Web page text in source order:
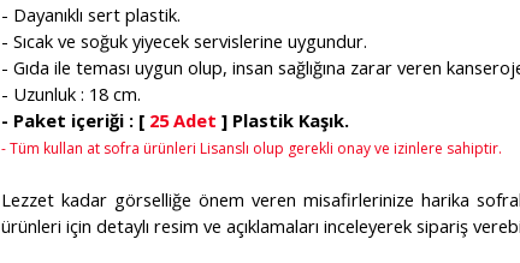
- Dayanıklı sert plastik.
- Sıcak ve soğuk yiyecek servislerine uygundur.
- Gıda ile teması uygun olup, insan sağlığına zarar veren
- Uzunluk : 18 cm.
- Paket içeriği : [ 25 Adet ] Plastik Kaşık.
- Tüm kullan at sofra ürünleri Lisanslı olup gerekli onay ve izinlere sahiptir.
Lezzet kadar görselliğe önem veren misafirlerinize harika
ürünleri için detaylı resim ve açıklamaları inceleyerek sipariş